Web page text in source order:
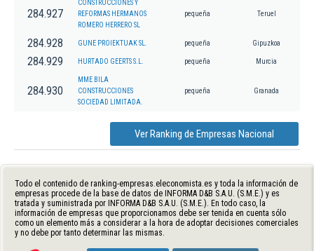
284.927
CONSTRUCCIONES Y
REFORMAS HERMANOS
ROMERO HERRERO SL
pequeña Teruel
284.928 GUNE PROIEKTUAK SL. pequeña Gipuzkoa
284.929 HURTADO GEERTS S.L. pequeña Murcia
284.930
MME BILA
CONSTRUCCIONES
SOCIEDAD LIMITADA.
pequeña Granada
Ver Ranking de Empresas Nacional
Todo el contenido de ranking-empresas.eleconomista.es y toda la información de
empresas procede de la base de datos de INFORMA D&B S.A.U. (S.M.E.) y es
tratada y suministrada por INFORMA D&B S.A.U. (S.M.E.). En todo caso, la
información de empresas que proporcionamos debe ser tenida en cuenta sólo
como un elemento más a considerar a la hora de adoptar decisiones comerciales
y no debe por tanto determinar las mismas.